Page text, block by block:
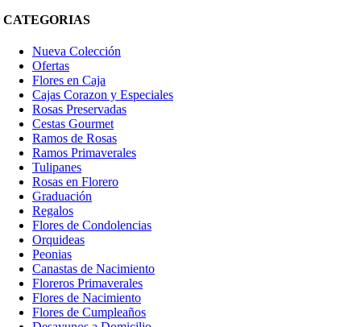
CATEGORIAS
Nueva Colección
Ofertas
Flores en Caja
Cajas Corazon y Especiales
Rosas Preservadas
Cestas Gourmet
Ramos de Rosas
Ramos Primaverales
Tulipanes
Rosas en Florero
Graduación
Regalos
Flores de Condolencias
Orquideas
Peonias
Canastas de Nacimiento
Floreros Primaverales
Flores de Nacimiento
Flores de Cumpleaños